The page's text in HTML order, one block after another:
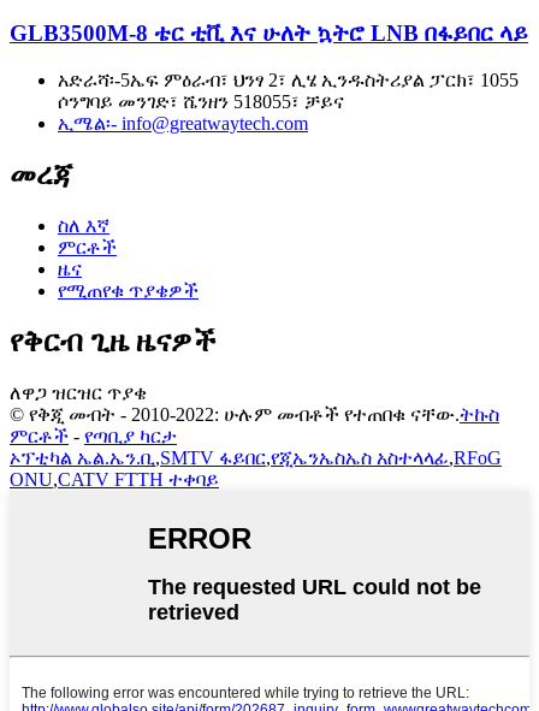
GLB3500M-8 ቴር ቲቪ እና ሁለት ኳትሮ LNB በፋይበር ላይ
አድራሻ፡-5ኤፍ ምዕራብ፣ ህንፃ 2፣ ሊሄ ኢንዱስትሪያል ፓርክ፣ 1055
ሶንግባይ መንገድ፣ ሼንዘን 518055፣ ቻይና
ኢሜል፡- info@greatwaytech.com
መረጃ
ስለ እኛ
ምርቶች
ዜና
የሚጠየቁ ጥያቄዎች
የቅርብ ጊዜ ዜናዎች
ለዋጋ ዝርዝር ጥያቄ
© የቅጂ መብት - 2010-2022: ሁሉም መብቶች የተጠበቁ ናቸው.ትኩስ
ምርቶች - የጣቢያ ካርታ
ኦፕቲካል ኤል.ኤን.ቢ,SMTV ፋይበር,የጂኤንኤስኤስ አስተላላፊ,RFoG
ONU,CATV FTTH ተቀባይ